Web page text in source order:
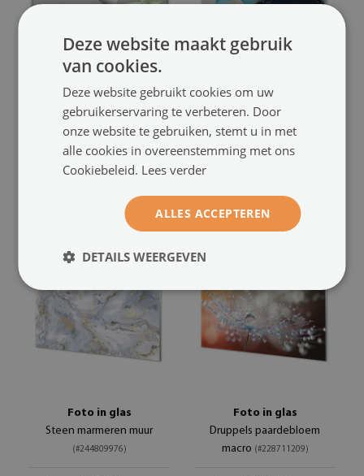
Glas schilderij
Zen spa stones grass
maat vanaf: 100x50 cm
89.99 €
Foto in glas
Marmeren steenabstractie
maat vanaf: 100x50 cm
89.99 €
Foto in glas
Steen marmeren muur
(#244809976)
Foto in glas
Druppels paardebloem
macro (#228711209)
Deze website maakt gebruik
van cookies.
Deze website gebruikt cookies om uw
gebruikerservaring te verbeteren. Door
onze website te gebruiken, stemt u in met
alle cookies in overeenstemming met ons
Cookiebeleid. Lees verder
ALLES ACCEPTEREN
DETAILS WEERGEVEN